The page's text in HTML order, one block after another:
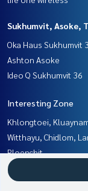
Sukhumvit, Asoke,
Oka Haus Sukhumvit
Ashton Asoke
Ideo Q Sukhumvit 36
Interesting Zone
Khlongtoei,
Witthayu, Chidlom,
Ploenchit
Sukhumvit, Asoke,
Rama9, Petchburi,